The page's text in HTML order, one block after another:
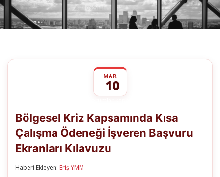
MAR
10
Kapsamında
Kısa
Çalışma
Ödeneği
İşveren
Bölgesel Kriz Kapsamında Kısa
Çalışma Ödeneği İşveren Başvuru
Ekranları Kılavuzu
Haberi Ekleyen: Eriş YMM